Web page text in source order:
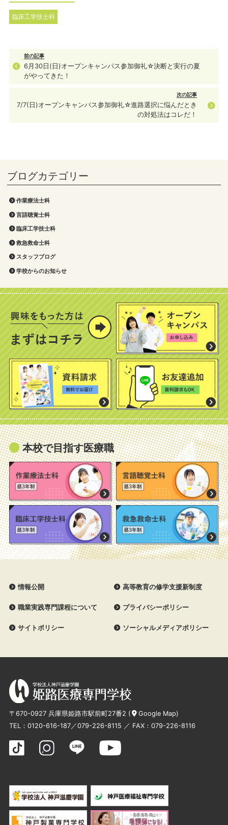
作業療法士科
言語聴覚士科
臨床工学技士科
救急救命士科
スタッフブログ
学校からのお知らせ
臨床工学技士科
前の記事
6月30日(日)オープンキャンパス参加御礼☆決断と実行の夏
がやってきた！
次の記事
7/7(日)オープンキャンパス参加御礼☆進路選択に悩んだとき
の対処法はコレだ！
本校で目指す医療職
情報公開 高等教育の修学支援新制度
職業実践専門課程について プライバシーポリシー
サイトポリシー ソーシャルメディアポリシー
〒670-0927 兵庫県姫路市駅前町27番2 ( Google Map)
TEL： 0120-616-187／079-226-8115 ／ FAX：079-226-8116